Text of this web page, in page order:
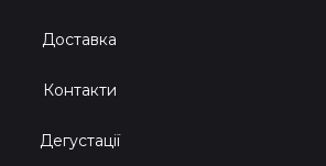
Доставка
Контакти
Дегустації